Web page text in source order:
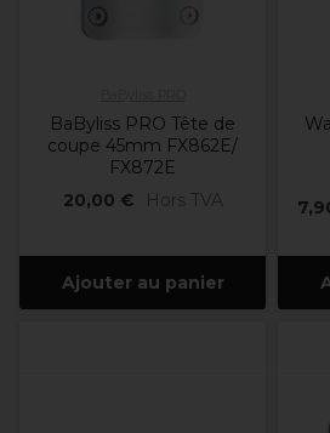
BaByliss PRO Tête de
coupe 45mm FX862E/
FX872E
20,00 €
Hors TVA
Ajouter au panier